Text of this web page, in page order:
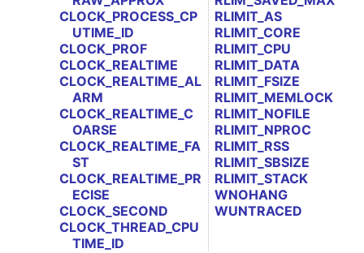
CLOCK_PROCESS_CP
UTIME_ID
CLOCK_PROF
CLOCK_REALTIME
CLOCK_REALTIME_AL
ARM
CLOCK_REALTIME_C
OARSE
CLOCK_REALTIME_FA
ST
CLOCK_REALTIME_PR
ECISE
CLOCK_SECOND
CLOCK_THREAD_CPU
TIME_ID
RLIMIT_AS
RLIMIT_CORE
RLIMIT_CPU
RLIMIT_DATA
RLIMIT_FSIZE
RLIMIT_MEMLOCK
RLIMIT_NOFILE
RLIMIT_NPROC
RLIMIT_RSS
RLIMIT_SBSIZE
RLIMIT_STACK
WNOHANG
WUNTRACED